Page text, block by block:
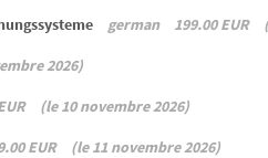
german 199.00 EUR
2026
le 10 novembre 2026
EUR le 11 novembre 2026